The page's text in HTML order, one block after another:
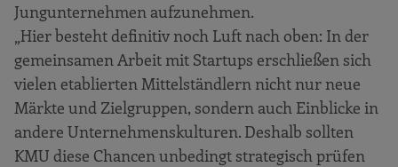
Jungunternehmen aufzunehmen.
„Hier besteht definitiv noch Luft nach oben: In der
gemeinsamen Arbeit mit Startups erschließen sich
vielen etablierten Mittelständlern nicht nur neue
Märkte und Zielgruppen, sondern auch Einblicke in
andere Unternehmenskulturen. Deshalb sollten
KMU diese Chancen unbedingt strategisch prüfen